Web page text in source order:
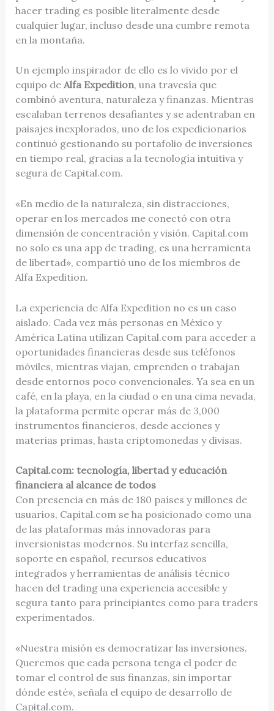
hacer trading es posible literalmente desde
cualquier lugar, incluso desde una cumbre remota
en la montaña.
Un ejemplo inspirador de ello es lo vivido por el
equipo de Alfa Expedition, una travesía que
combinó aventura, naturaleza y finanzas. Mientras
escalaban terrenos desafiantes y se adentraban en
paisajes inexplorados, uno de los expedicionarios
continuó gestionando su portafolio de inversiones
en tiempo real, gracias a la tecnología intuitiva y
segura de Capital.com.
«En medio de la naturaleza, sin distracciones,
operar en los mercados me conectó con otra
dimensión de concentración y visión. Capital.com
no solo es una app de trading, es una herramienta
de libertad», compartió uno de los miembros de
Alfa Expedition.
La experiencia de Alfa Expedition no es un caso
aislado. Cada vez más personas en México y
América Latina utilizan Capital.com para acceder a
oportunidades financieras desde sus teléfonos
móviles, mientras viajan, emprenden o trabajan
desde entornos poco convencionales. Ya sea en un
café, en la playa, en la ciudad o en una cima nevada,
la plataforma permite operar más de 3,000
instrumentos financieros, desde acciones y
materias primas, hasta criptomonedas y divisas.
Capital.com: tecnología, libertad y educación
financiera al alcance de todos
Con presencia en más de 180 países y millones de
usuarios, Capital.com se ha posicionado como una
de las plataformas más innovadoras para
inversionistas modernos. Su interfaz sencilla,
soporte en español, recursos educativos
integrados y herramientas de análisis técnico
hacen del trading una experiencia accesible y
segura tanto para principiantes como para traders
experimentados.
«Nuestra misión es democratizar las inversiones.
Queremos que cada persona tenga el poder de
tomar el control de sus finanzas, sin importar
dónde esté», señala el equipo de desarrollo de
Capital.com.